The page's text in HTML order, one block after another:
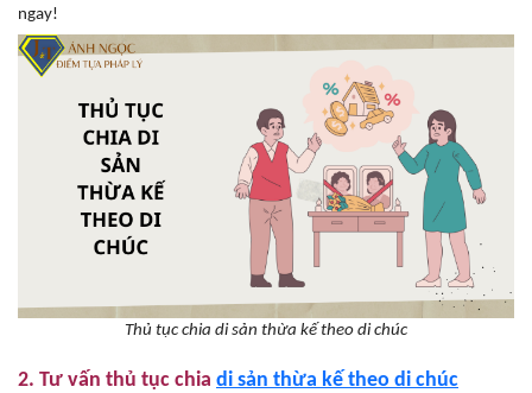
ngay!
Thủ tục chia di sản thừa kế theo di chúc
2. Tư vấn thủ tục chia di sản thừa kế theo di chúc